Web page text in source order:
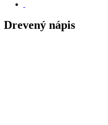
Drevený nápis